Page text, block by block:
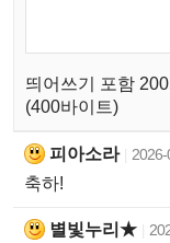
띄어쓰기 포함
(400바이트)
피아소라 2026-
축하!
별빛누리★